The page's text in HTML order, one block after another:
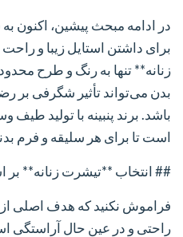
در ادامه مبحث پیشین، اکنون
برای داشتن استایل زیبا و
زنانه** تنها به رنگ و طرح
بدن می‌تواند تأثیر شگرفی بر
باشد. برند پنبینه با تولید
است تا برای هر سلیقه و فرم
## انتخاب **تیشرت زنانه**
فراموش نکنید که هدف اصلی
راحتی و در عین حال آراستگی